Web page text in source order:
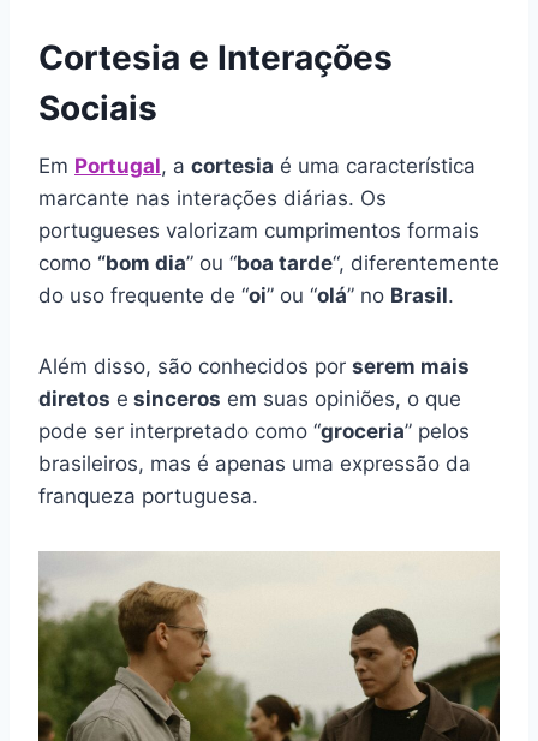
Cortesia e Interações
Sociais
Em Portugal, a cortesia é uma característica
marcante nas interações diárias. Os
portugueses valorizam cumprimentos formais
como “bom dia” ou “boa tarde“, diferentemente
do uso frequente de “oi” ou “olá” no Brasil.
Além disso, são conhecidos por serem mais
diretos e sinceros em suas opiniões, o que
pode ser interpretado como “groceria” pelos
brasileiros, mas é apenas uma expressão da
franqueza portuguesa.